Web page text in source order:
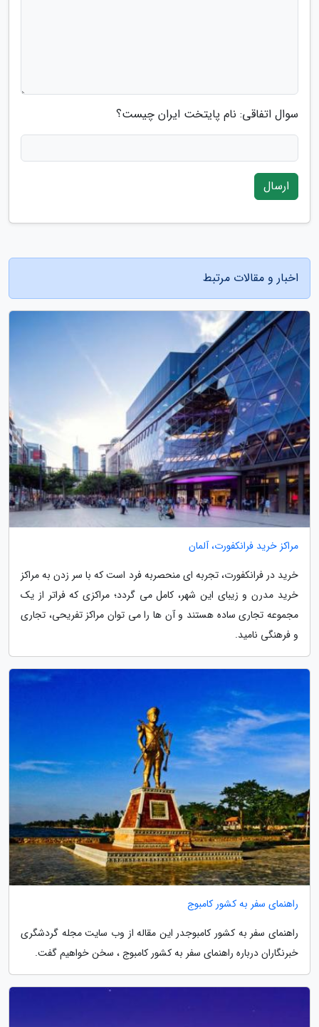
سوال اتفاقی: نام پایتخت ایران چیست؟
ارسال
اخبار و مقالات مرتبط
مراکز خرید فرانکفورت، آلمان
خرید در فرانکفورت، تجربه ای منحصربه فرد است که با سر زدن به مراکز
خرید مدرن و زیبای این شهر، کامل می گردد؛ مراکزی که فراتر از یک
مجموعه تجاری ساده هستند و آن ها را می توان مراکز تفریحی، تجاری
و فرهنگی نامید.
راهنمای سفر به کشور کامبوج
راهنمای سفر به کشور کامبوجدر این مقاله از وب سایت مجله گردشگری
خبرنگاران درباره راهنمای سفر به کشور کامبوج ، سخن خواهیم گفت.